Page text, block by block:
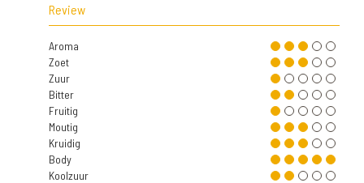
Review
Aroma
Zoet
Zuur
Bitter
Fruitig
Moutig
Kruidig
Body
Koolzuur